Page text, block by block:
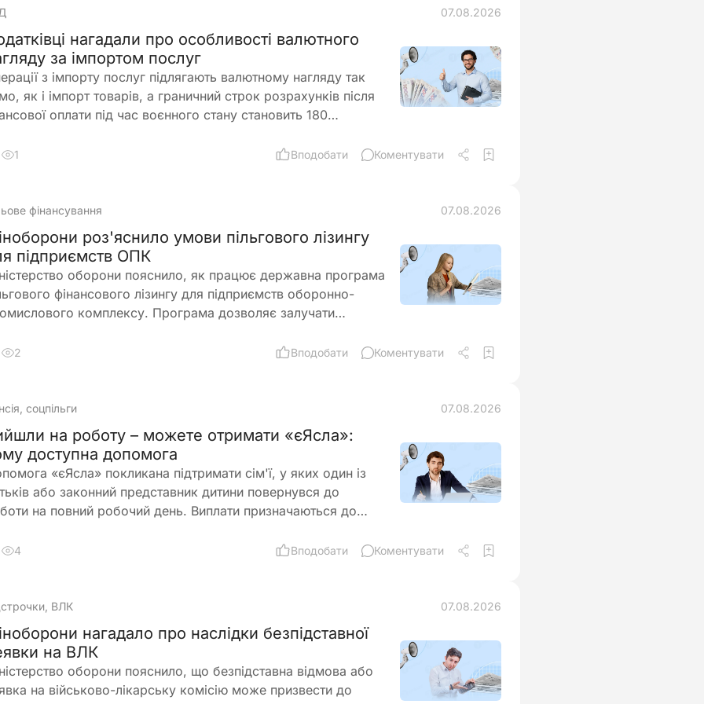
07.08.2026
нагадали про особливості валютного
за імпортом послуг
з імпорту послуг підлягають валютному нагляду так
як і імпорт товарів, а граничний строк розрахунків після
оплати під час воєнного стану становить 180
отримання послуг та які механізми можуть
1 Вподобати Коментувати
фінансування 07.08.2026
роз'яснило умови пільгового лізингу
підприємств ОПК
оборони пояснило, як працює державна програма
фінансового лізингу для підприємств оборонно-
комплексу. Програма дозволяє залучати
навантаженням завдяки державній компенсації
2 Вподобати Коментувати
соцпільги 07.08.2026
на роботу – можете отримати «єЯсла»:
доступна допомога
«єЯсла» покликана підтримати сім'ї, у яких один із
або законний представник дитини повернувся до
на повний робочий день. Виплати призначаються до
після виникнення права, їх можуть нарахувати за
4 Вподобати Коментувати
ВЛК 07.08.2026
нагадало про наслідки безпідставної
на ВЛК
оборони пояснило, що безпідставна відмова або
на військово-лікарську комісію може призвести до